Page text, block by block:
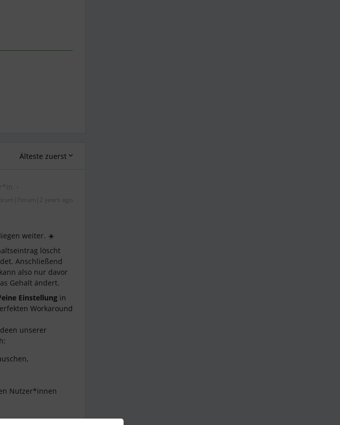
Älteste zuerst
years ago
weiter. ☀️
löscht
Anschließend
also nur davor
Gehalt ändert.
Einstellung in
Workaround
unserer
Nutzer*innen